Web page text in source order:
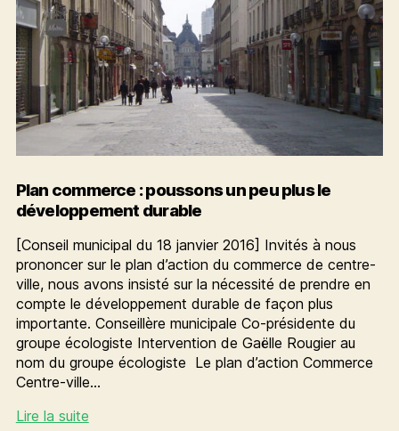
Plan commerce : poussons un peu plus le
développement durable
[Conseil municipal du 18 janvier 2016] Invités à nous
prononcer sur le plan d’action du commerce de centre-
ville, nous avons insisté sur la nécessité de prendre en
compte le développement durable de façon plus
importante. Conseillère municipale Co-présidente du
groupe écologiste Intervention de Gaëlle Rougier au
nom du groupe écologiste Le plan d’action Commerce
Centre-ville…
Lire la suitePlan